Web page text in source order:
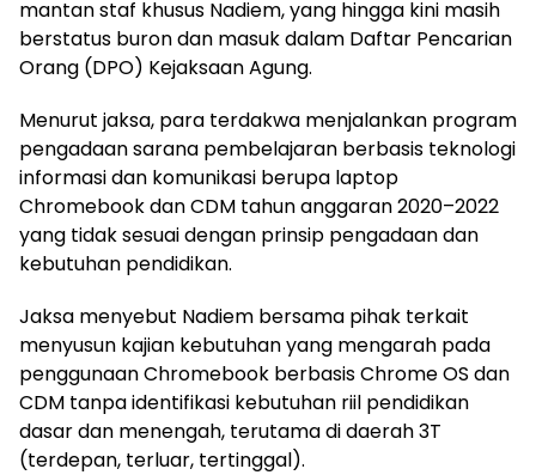
mantan staf khusus Nadiem, yang hingga kini masih
berstatus buron dan masuk dalam Daftar Pencarian
Orang (DPO) Kejaksaan Agung.
Menurut jaksa, para terdakwa menjalankan program
pengadaan sarana pembelajaran berbasis teknologi
informasi dan komunikasi berupa laptop
Chromebook dan CDM tahun anggaran 2020–2022
yang tidak sesuai dengan prinsip pengadaan dan
kebutuhan pendidikan.
Jaksa menyebut Nadiem bersama pihak terkait
menyusun kajian kebutuhan yang mengarah pada
penggunaan Chromebook berbasis Chrome OS dan
CDM tanpa identifikasi kebutuhan riil pendidikan
dasar dan menengah, terutama di daerah 3T
(terdepan, terluar, tertinggal).